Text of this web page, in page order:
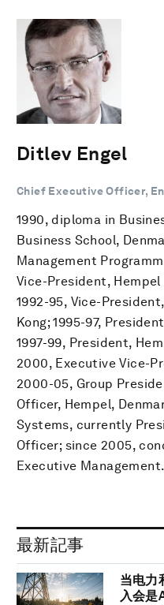
Ditlev Engel
Chief Executive Officer,
1990, diploma in
Business School,
Management
Vice-President, Hempel
1992-95, Vice-
Kong; 1995-97,
1997-99, President,
2000, Executive Vice-
2000-05, Group
Officer, Hempel,
Systems, currently
Officer; since 2005,
Executive Management.
最新記事
当电力
入会是